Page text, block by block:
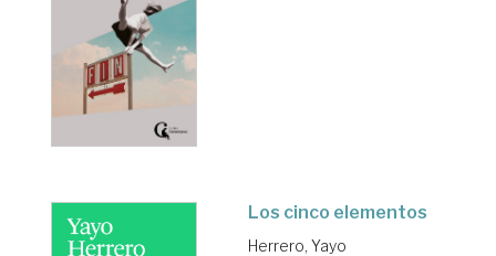
Los cinco elementos
Herrero, Yayo